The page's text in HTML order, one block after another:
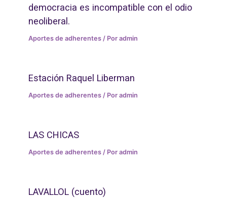
democracia es incompatible con el odio
neoliberal.
Aportes de adherentes / Poradmin
Estación Raquel Liberman
Aportes de adherentes / Poradmin
LAS CHICAS
Aportes de adherentes / Poradmin
LAVALLOL (cuento)